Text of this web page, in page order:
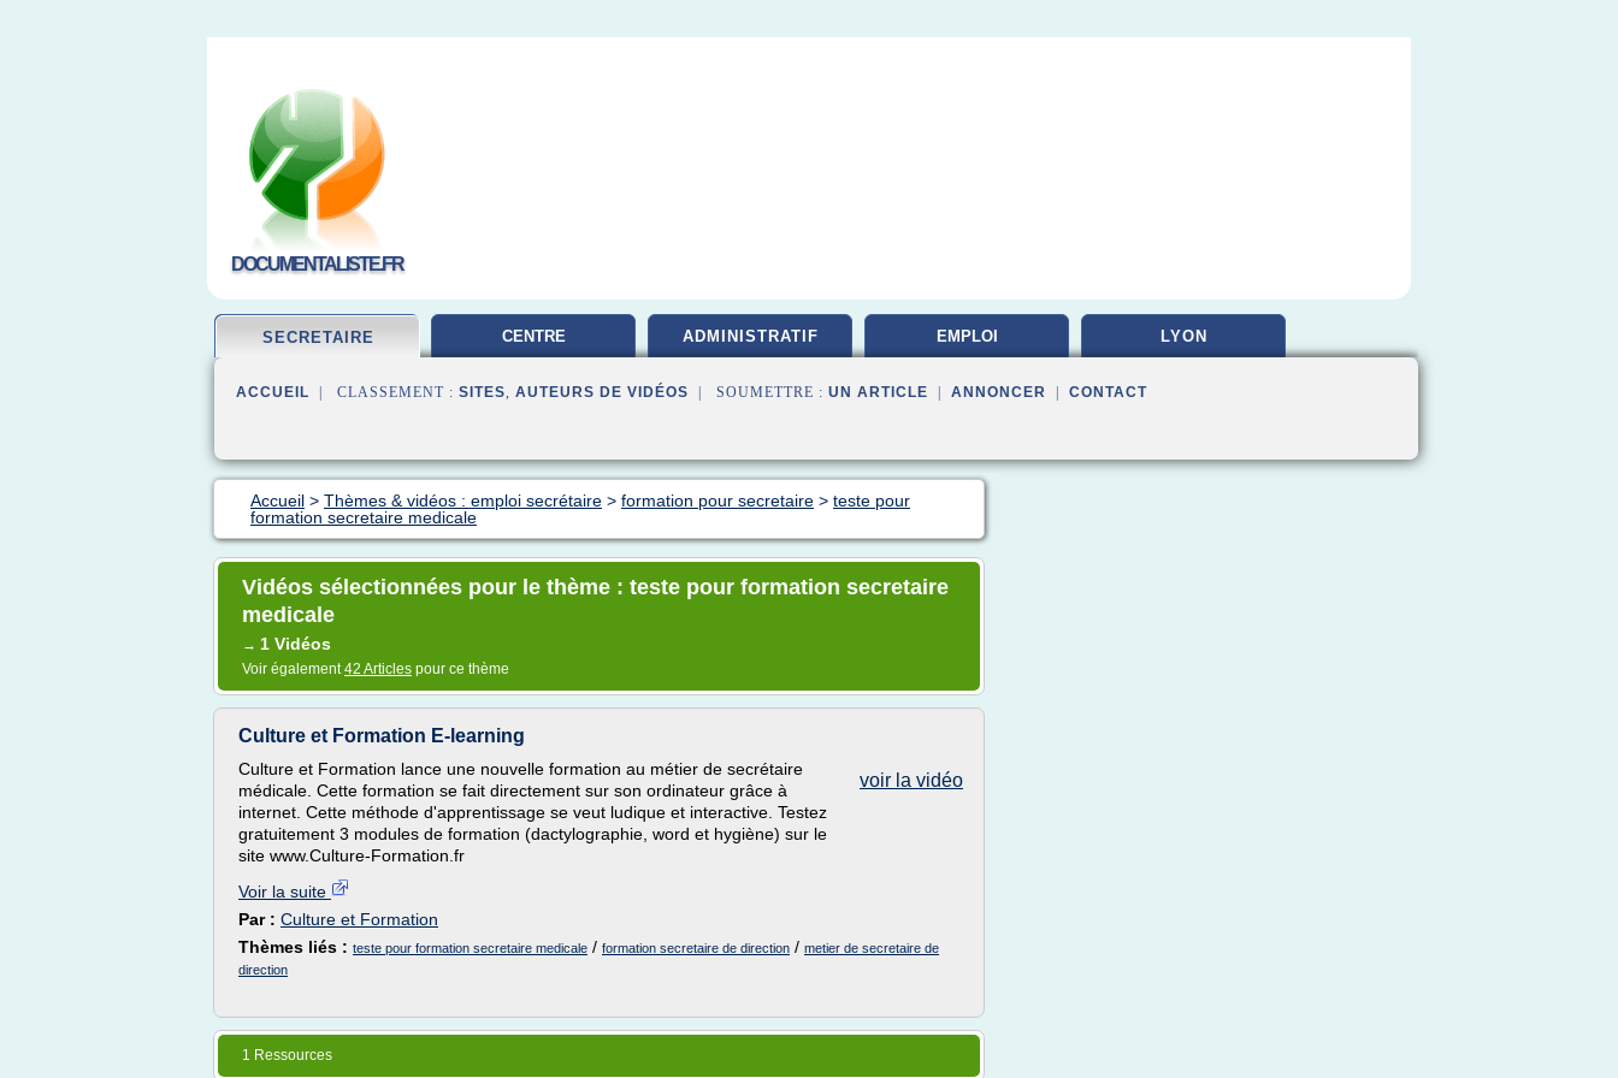
DOCUMENTALISTE.FR
SECRETAIRE CENTRE ADMINISTRATIF EMPLOI LYON
ACCUEIL | CLASSEMENT : SITES, AUTEURS DE VIDÉOS | SOUMETTRE : UN ARTICLE ANNONCER CONTACT
Accueil > Thèmes & vidéos : emploi secrétaire > formation pour secretaire > teste pour
formation secretaire medicale
Vidéos sélectionnées pour le thème : teste pour formation secretaire
medicale
→ 1 Vidéos
Voir également42 Articles pour ce thème
Culture et Formation E-learning
voir la vidéo
Culture et Formation lance une nouvelle formation au métier de secrétaire
médicale. Cette formation se fait directement sur son ordinateur grâce à
internet. Cette méthode d'apprentissage se veut ludique et interactive. Testez
gratuitement 3 modules de formation (dactylographie, word et hygiène) sur le
site www.Culture-Formation.fr
Voir la suite
Par : Culture et Formation
Thèmes liés : teste pour formation secretaire medicale / formation secretaire de direction / metier de secretaire de
direction
1 Ressources